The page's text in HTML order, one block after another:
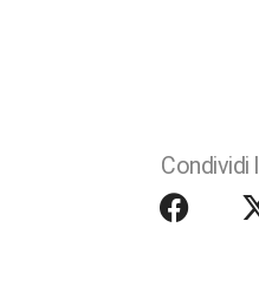
Condividi